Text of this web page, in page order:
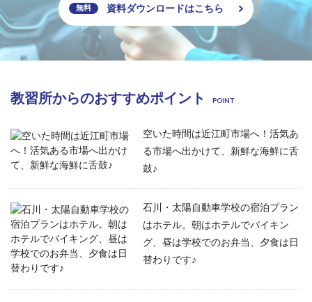
無料 資料ダウンロードはこちら
教習所からのおすすめポイント
空いた時間は近江町市場へ！活気あ
る市場へ出かけて、新鮮な海鮮に舌
鼓♪
石川・太陽自動車学校の宿泊プラン
はホテル。朝はホテルでバイキン
グ、昼は学校でのお弁当、夕食は日
替わりです♪